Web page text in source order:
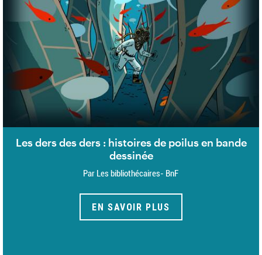
Les ders des ders : histoires de poilus en bande
dessinée
Par Les bibliothécaires- BnF
EN SAVOIR PLUS